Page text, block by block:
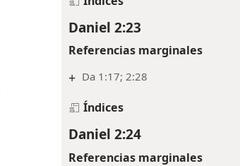
Índices
Daniel 2:23
Referencias marginales
+ Da 1:17; 2:28
Índices
Daniel 2:24